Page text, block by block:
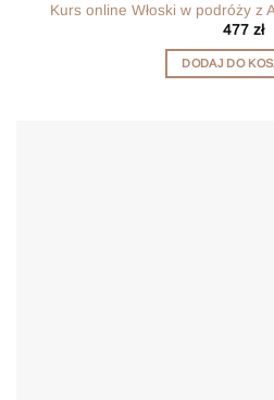
Kurs online Włoski w podróży z
477 zł
DODAJ DO